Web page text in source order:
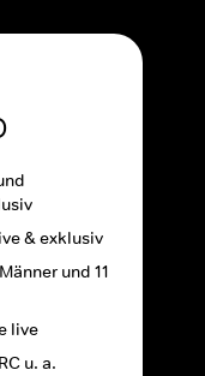
& exklusiv
und 11
live
u. a.